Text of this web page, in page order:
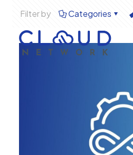
Filter by Categories